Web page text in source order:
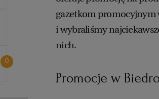
gazetkom promocyjnym
i wybraliśmy
nich.
Promocje w
0